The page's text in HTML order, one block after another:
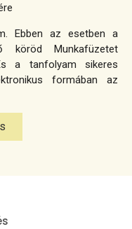
Ebben az esetben a
Munkafüzetet
a tanfolyam sikeres
formában az